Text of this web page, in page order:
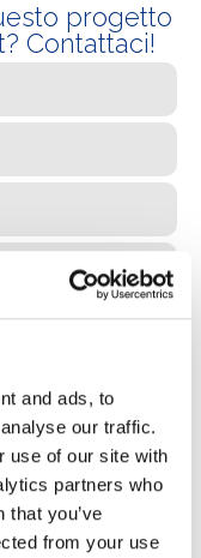
and ads, to
our traffic.
use of our site with
partners who
that you’ve
from your use
progetto
Contattaci!